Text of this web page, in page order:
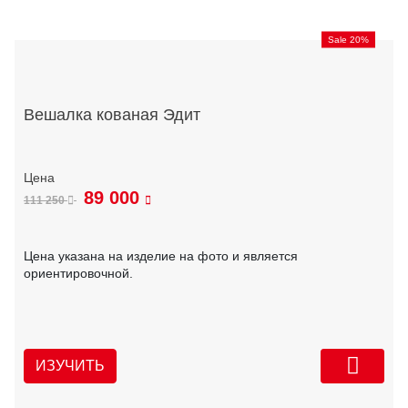
Sale 20%
Вешалка кованая Эдит
111 250 89 000
Цена указана на изделие на фото и является
ориентировочной.
ИЗУЧИТЬ